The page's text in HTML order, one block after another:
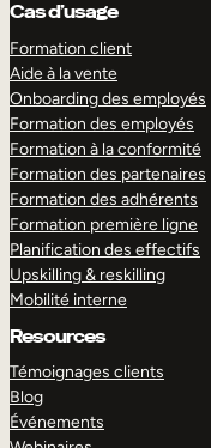
Cas d’usage
Formation client
Aide à la vente
Onboarding des employés
Formation des employés
Formation à la conformité
Formation des partenaires
Formation des adhérents
Formation première ligne
Planification des effectifs
Upskilling & reskilling
Mobilité interne
Resources
Témoignages clients
Blog
Événements